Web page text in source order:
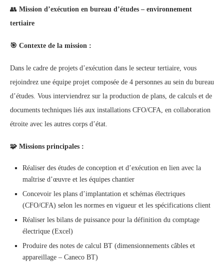
👥 Mission d’exécution en bureau d’études – environnement
tertiaire
🎯 Contexte de la mission :
Dans le cadre de projets d’exécution dans le secteur tertiaire, vous
rejoindrez une équipe projet composée de 4 personnes au sein du bureau
d’études. Vous interviendrez sur la production de plans, de calculs et de
documents techniques liés aux installations CFO/CFA, en collaboration
étroite avec les autres corps d’état.
🧩 Missions principales :
Réaliser des études de conception et d’exécution en lien avec la
maîtrise d’œuvre et les équipes chantier
Concevoir les plans d’implantation et schémas électriques
(CFO/CFA) selon les normes en vigueur et les spécifications client
Réaliser les bilans de puissance pour la définition du comptage
électrique (Excel)
Produire des notes de calcul BT (dimensionnements câbles et
appareillage – Caneco BT)